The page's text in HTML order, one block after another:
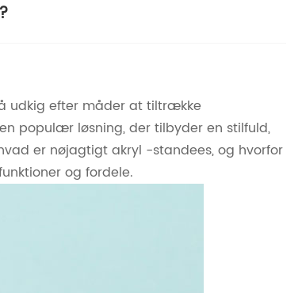
udkig efter måder at tiltrække
populær løsning, der tilbyder en stilfuld,
er nøjagtigt akryl -standees, og hvorfor
og fordele.